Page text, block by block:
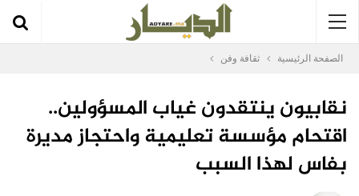
الصفحة الرئيسية ثقافة وفن
نقابيون ينتقدون غياب المسؤولين..
اقتحام مؤسسة تعليمية واحتجاز مديرة
بفاس لهذا السبب